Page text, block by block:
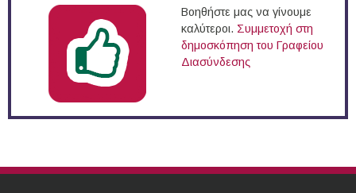
Βοηθήστε μας να γίνουμε
καλύτεροι. Συμμετοχή στη
δημοσκόπηση του Γραφείου
Διασύνδεσης